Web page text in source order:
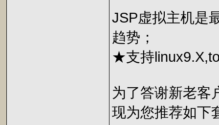
JSP虚拟主机是
趋势；
★支持
为了答谢新老客
现为您推荐如下